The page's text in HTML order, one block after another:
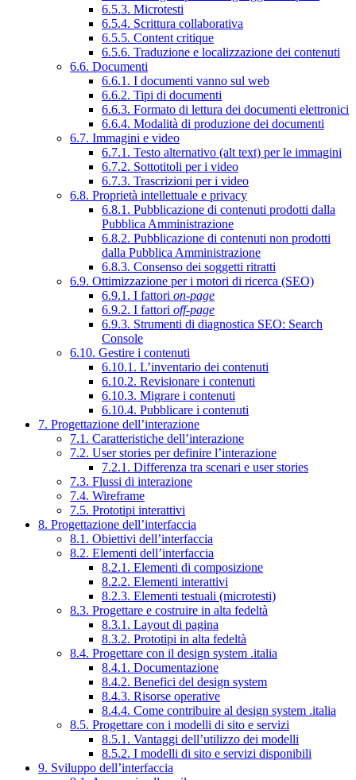
6.5.3. Microtesti
6.5.4. Scrittura collaborativa
6.5.5. Content critique
6.5.6. Traduzione e localizzazione dei contenuti
6.6. Documenti
6.6.1. I documenti vanno sul web
6.6.2. Tipi di documenti
6.6.3. Formato di lettura dei documenti elettronici
6.6.4. Modalità di produzione dei documenti
6.7. Immagini e video
6.7.1. Testo alternativo (alt text) per le immagini
6.7.2. Sottotitoli per i video
6.7.3. Trascrizioni per i video
6.8. Proprietà intellettuale e privacy
6.8.1. Pubblicazione di contenuti prodotti dalla
Pubblica Amministrazione
6.8.2. Pubblicazione di contenuti non prodotti
dalla Pubblica Amministrazione
6.8.3. Consenso dei soggetti ritratti
6.9. Ottimizzazione per i motori di ricerca (SEO)
6.9.1. I fattori on-page
6.9.2. I fattori off-page
6.9.3. Strumenti di diagnostica SEO: Search
Console
6.10. Gestire i contenuti
6.10.1. L’inventario dei contenuti
6.10.2. Revisionare i contenuti
6.10.3. Migrare i contenuti
6.10.4. Pubblicare i contenuti
7. Progettazione dell’interazione
7.1. Caratteristiche dell’interazione
7.2. User stories per definire l’interazione
7.2.1. Differenza tra scenari e user stories
7.3. Flussi di interazione
7.4. Wireframe
7.5. Prototipi interattivi
8. Progettazione dell’interfaccia
8.1. Obiettivi dell’interfaccia
8.2. Elementi dell’interfaccia
8.2.1. Elementi di composizione
8.2.2. Elementi interattivi
8.2.3. Elementi testuali (microtesti)
8.3. Progettare e costruire in alta fedeltà
8.3.1. Layout di pagina
8.3.2. Prototipi in alta fedeltà
8.4. Progettare con il design system .italia
8.4.1. Documentazione
8.4.2. Benefici del design system
8.4.3. Risorse operative
8.4.4. Come contribuire al design system .italia
8.5. Progettare con i modelli di sito e servizi
8.5.1. Vantaggi dell’utilizzo dei modelli
8.5.2. I modelli di sito e servizi disponibili
9. Sviluppo dell’interfaccia